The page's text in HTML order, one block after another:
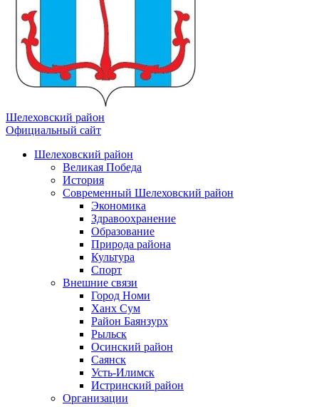
Шелеховский район
Официальный сайт
Шелеховский район
Великая Победа
История
Современный Шелеховский район
Экономика
Здравоохранение
Образование
Природа района
Культура
Спорт
Внешние связи
Город Номи
Ханх Сум
Район Баянзурх
Рыльск
Осинский район
Саянск
Усть-Илимск
Истринский район
Организации